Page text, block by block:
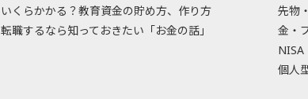
いくらかかる？教育資金の貯め方、作り方
転職するなら知っておきたい「お金の話」
先物
金・
NISA
個人